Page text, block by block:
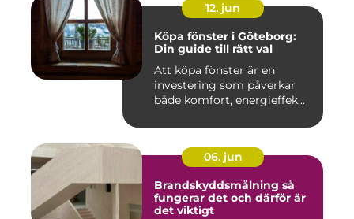
12. jun
Köpa fönster i Göteborg:
Din guide till rätt val
Att köpa fönster är en
investering som påverkar
både komfort, energieffek...
06. jun
Brandskyddsmålning så
fungerar det och därför är
det viktigt